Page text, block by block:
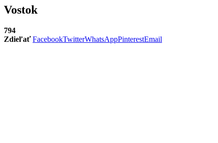
Vostok
794
Zdieľať FacebookTwitterWhatsAppPinterestEmail